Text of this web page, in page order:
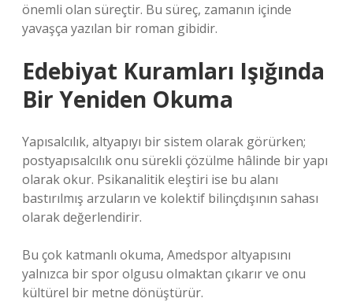
önemli olan süreçtir. Bu süreç, zamanın içinde
yavaşça yazılan bir roman gibidir.
Edebiyat Kuramları Işığında
Bir Yeniden Okuma
Yapısalcılık, altyapıyı bir sistem olarak görürken;
postyapısalcılık onu sürekli çözülme hâlinde bir yapı
olarak okur. Psikanalitik eleştiri ise bu alanı
bastırılmış arzuların ve kolektif bilinçdışının sahası
olarak değerlendirir.
Bu çok katmanlı okuma, Amedspor altyapısını
yalnızca bir spor olgusu olmaktan çıkarır ve onu
kültürel bir metne dönüştürür.